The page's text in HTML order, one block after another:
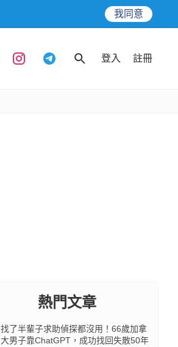
我同意
登入 註冊
熱門文章
找了半輩子求助偵探都沒用！66歲加拿
大男子靠ChatGPT，成功找回失散50年